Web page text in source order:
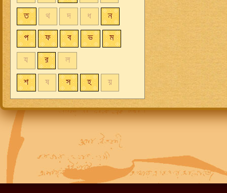
ত থ দ ধ ন
প ফ ব ভ ম
য র ল
শ ষ স হ য়